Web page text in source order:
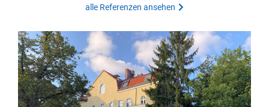
alle Referenzen ansehen